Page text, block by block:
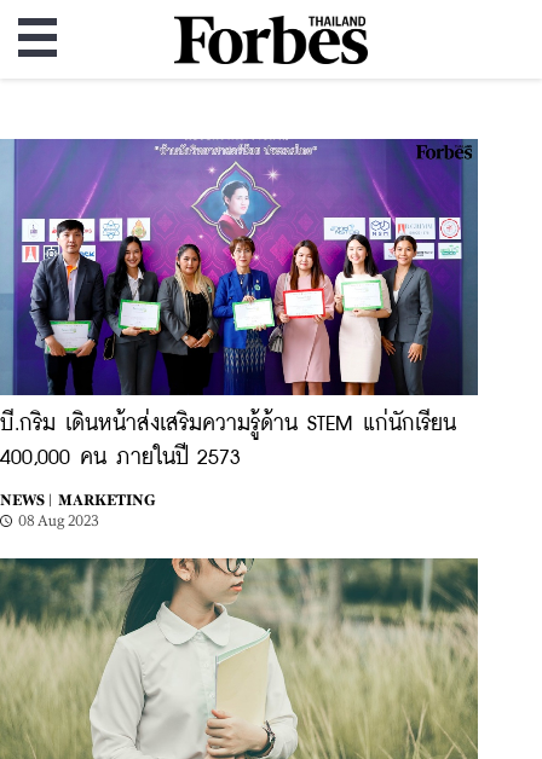
บี.กริม เดินหน้าส่งเสริมความรู้ด้าน STEM แก่นักเรียน
400,000 คน ภายในปี 2573
NEWS |
MARKETING
08 Aug 2023